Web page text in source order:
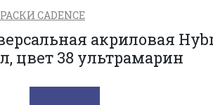
CADENCE
акриловая
цвет 38 ультрамарин